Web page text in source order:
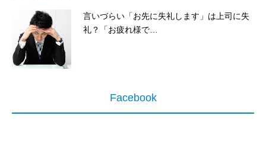
言いづらい「お先に失礼します」は上司に失
礼？「お疲れ様で…
Facebook